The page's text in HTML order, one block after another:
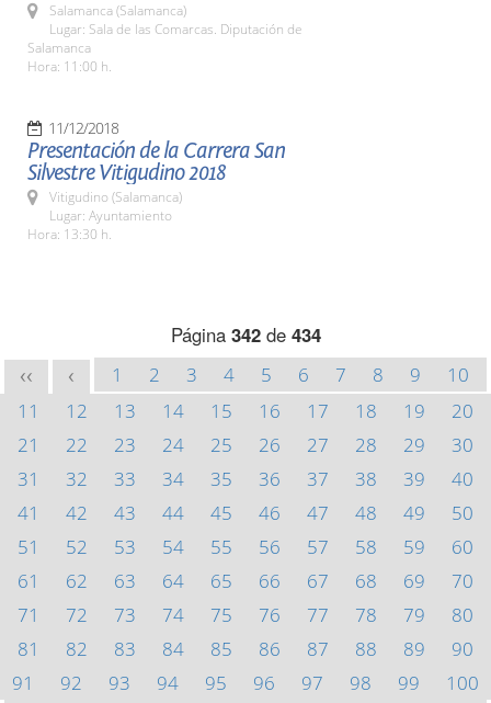
Salamanca (Salamanca)
Lugar: Sala de las Comarcas. Diputación de
Salamanca
Hora: 11:00 h.
11/12/2018
Presentación de la Carrera San
Silvestre Vitigudino 2018
Vitigudino (Salamanca)
Lugar: Ayuntamiento
Hora: 13:30 h.
Página 342de 434
<< < 1 2 3 4 5 6 7 8 9
10
11
12 13 14 15 16 17 18 19
20
21
22 23 24 25 26 27 28 29
30
31
32 33 34 35 36 37 38 39
40
41
42 43 44 45 46 47 48 49
50
51
52 53 54 55 56 57 58 59
60
61
62 63 64 65 66 67 68 69
70
71
72 73 74 75 76 77 78 79
80
81
82 83 84 85 86 87 88 89
90
91
92 93 94 95 96 97 98 99
100